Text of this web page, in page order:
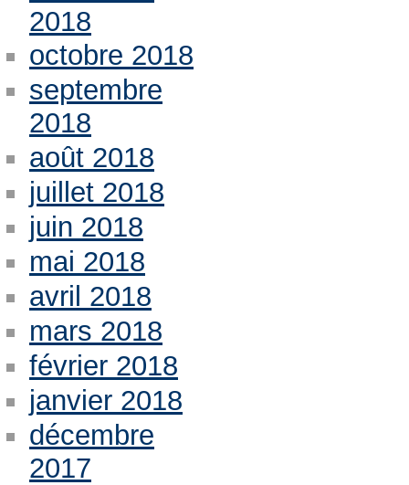
2018
octobre 2018
septembre
2018
août 2018
juillet 2018
juin 2018
mai 2018
avril 2018
mars 2018
février 2018
janvier 2018
décembre
2017